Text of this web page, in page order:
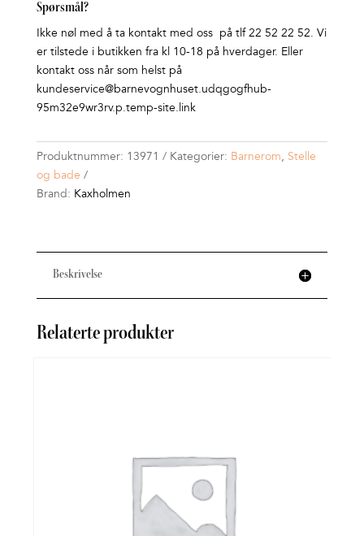
Spørsmål?
Ikke nøl med å ta kontakt med oss på tlf 22 52 22 52. Vi
er tilstede i butikken fra kl 10-18 på hverdager. Eller
kontakt oss når som helst på
kundeservice@barnevognhuset.udqgogfhub-
95m32e9wr3rv.p.temp-site.link
Produktnummer: 13971 Kategorier: Barnerom, Stelle
og bade
Brand: Kaxholmen
Beskrivelse
Relaterte produkter